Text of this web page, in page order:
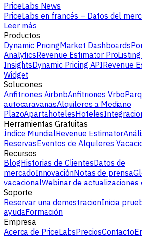
PriceLabs News
PriceLabs en francés – Datos del
Leer más
Productos
Dynamic PricingMarket Dashboards
AnalyticsRevenue Estimator Pro
InsightsDynamic Pricing APIRevenue
Widget
Soluciones
Anfitriones AirbnbAnfitriones Vrbo
autocaravanasAlquileres a Mediano
PlazoApartahotelesHoteles
Herramientas Gratuitas
Índice MundialRevenue Estimator
ReservasEventos de Alquileres
Recursos
BlogHistorias de ClientesDatos de
mercadoInnovaciónNotas de prensa
vacacionalWebinar de actualizaciones
Soporte
Reservar una demostraciónInicia
ayudaFormación
Empresa
Acerca de PriceLabsPreciosContacto